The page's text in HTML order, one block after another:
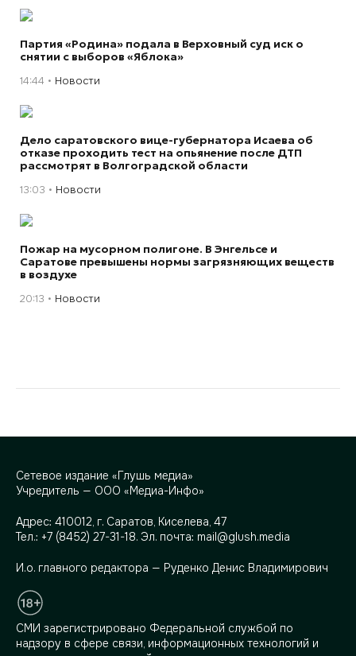
Партия «Родина» подала в Верховный суд иск о
снятии с выборов «Яблока»
14:44 Новости
Дело саратовского вице-губернатора Исаева об
отказе проходить тест на опьянение после ДТП
рассмотрят в Волгоградской области
13:03 Новости
Пожар на мусорном полигоне. В Энгельсе и
Саратове превышены нормы загрязняющих веществ
в воздухе
20:13 Новости
Сетевое издание «Глушь медиа»
Учредитель — ООО «Медиа-Инфо»
Адрес: 410012, г. Саратов, Киселева, 47
Тел.: +7 (8452) 27-31-18. Эл. почта: mail@glush.media
И.о. главного редактора — Руденко Денис Владимирович
СМИ зарегистрировано Федеральной службой по
надзору в сфере связи, информационных технологий и